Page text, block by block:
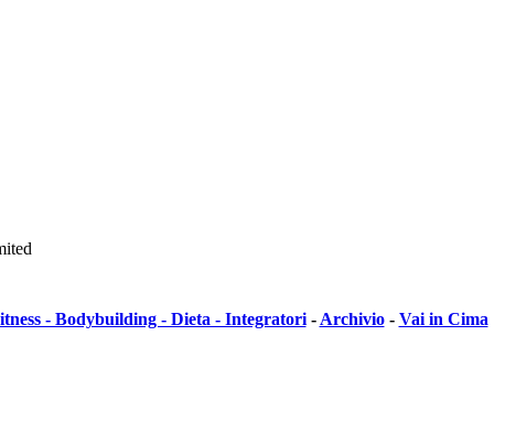
- Bodybuilding - Dieta - Integratori- Archivio- Vai in Cima